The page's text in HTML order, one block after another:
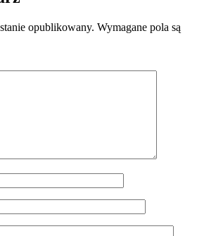
opublikowany. Wymagane pola są